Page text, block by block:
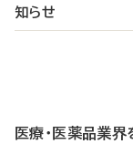
知らせ
医療・医薬品業